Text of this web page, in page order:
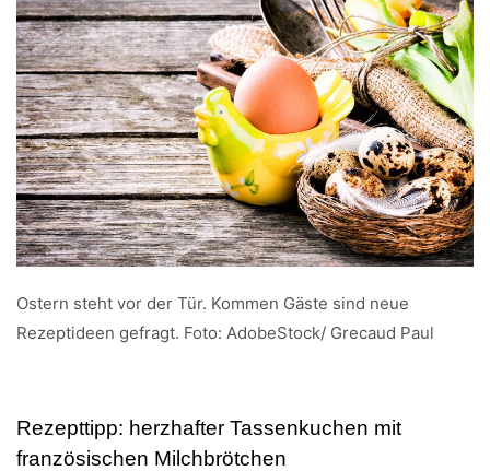
Ostern steht vor der Tür. Kommen Gäste sind neue
Rezeptideen gefragt. Foto: AdobeStock/ Grecaud Paul
Rezepttipp: herzhafter Tassenkuchen mit
französischen Milchbrötchen